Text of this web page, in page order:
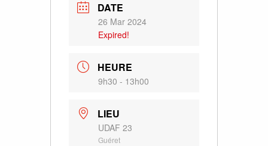
DATE
26 Mar 2024
Expired!
HEURE
9h30 - 13h00
LIEU
UDAF 23
Guéret